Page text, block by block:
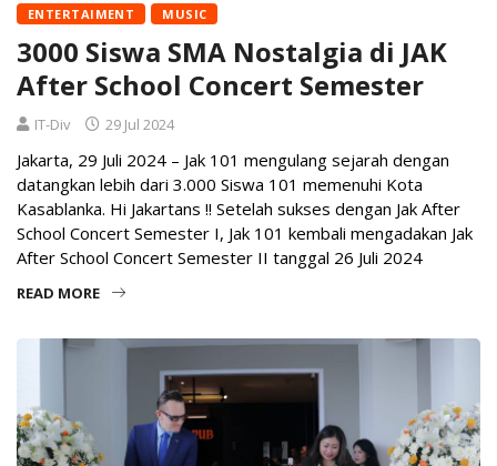
ENTERTAIMENT MUSIC
3000 Siswa SMA Nostalgia di JAK
After School Concert Semester
IT-Div 29 Jul 2024
Jakarta, 29 Juli 2024 – Jak 101 mengulang sejarah dengan
datangkan lebih dari 3.000 Siswa 101 memenuhi Kota
Kasablanka. Hi Jakartans !! Setelah sukses dengan Jak After
School Concert Semester I, Jak 101 kembali mengadakan Jak
After School Concert Semester II tanggal 26 Juli 2024
READ MORE